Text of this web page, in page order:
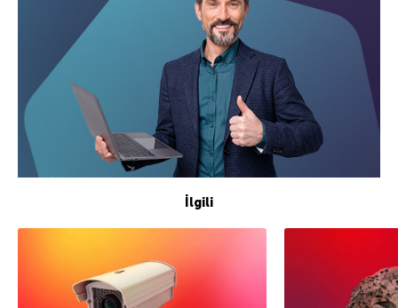
İlgili